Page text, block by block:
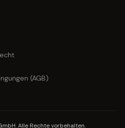
(AGB)
Alle Rechte vorbehalten.